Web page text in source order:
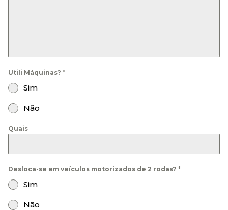
Utili Máquinas? *
Sim
Não
Quais
Desloca-se em veículos motorizados de 2 rodas? *
Sim
Não